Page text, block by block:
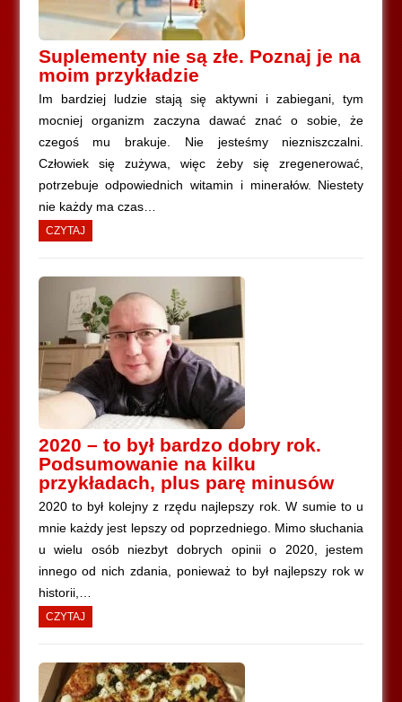
Suplementy nie są złe. Poznaj je na
moim przykładzie
Im bardziej ludzie stają się aktywni i zabiegani, tym
mocniej organizm zaczyna dawać znać o sobie, że
czegoś mu brakuje. Nie jesteśmy niezniszczalni.
Człowiek się zużywa, więc żeby się zregenerować,
potrzebuje odpowiednich witamin i minerałów. Niestety
nie każdy ma czas…
CZYTAJ
2020 – to był bardzo dobry rok.
Podsumowanie na kilku
przykładach, plus parę minusów
2020 to był kolejny z rzędu najlepszy rok. W sumie to u
mnie każdy jest lepszy od poprzedniego. Mimo słuchania
u wielu osób niezbyt dobrych opinii o 2020, jestem
innego od nich zdania, ponieważ to był najlepszy rok w
historii,…
CZYTAJ